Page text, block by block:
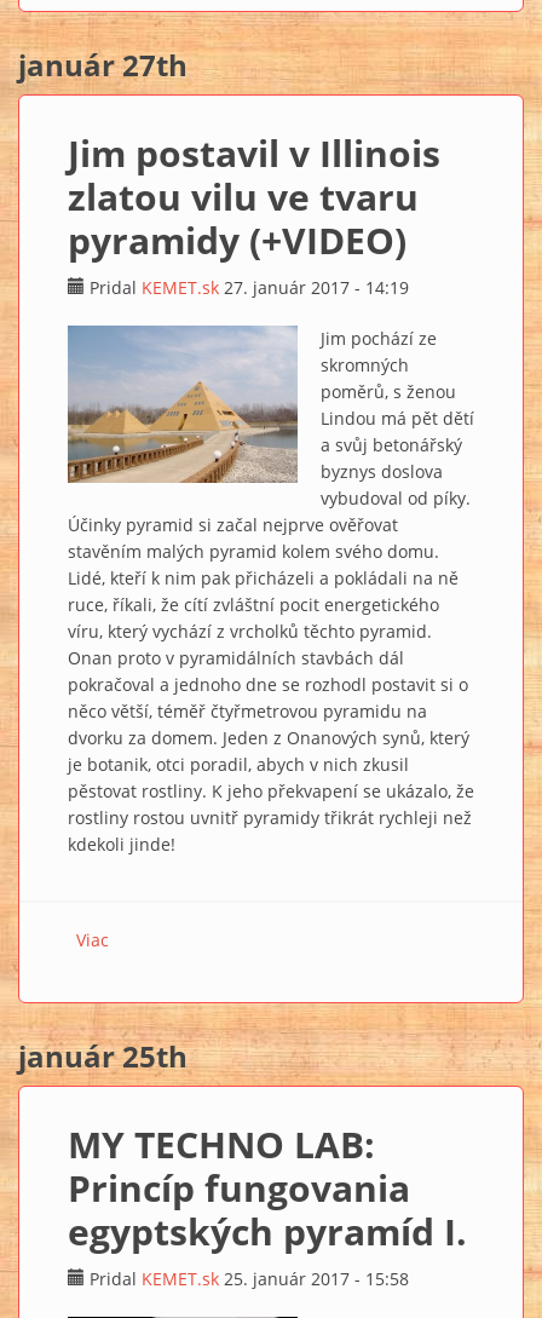
január 27th
Jim postavil v Illinois
zlatou vilu ve tvaru
pyramidy (+VIDEO)
Pridal KEMET.sk 27. január 2017 - 14:19
Jim pochází ze
skromných
poměrů, s ženou
Lindou má pět dětí
a svůj betonářský
byznys doslova
vybudoval od píky.
Účinky pyramid si začal nejprve ověřovat
stavěním malých pyramid kolem svého domu.
Lidé, kteří k nim pak přicházeli a pokládali na ně
ruce, říkali, že cítí zvláštní pocit energetického
víru, který vychází z vrcholků těchto pyramid.
Onan proto v pyramidálních stavbách dál
pokračoval a jednoho dne se rozhodl postavit si o
něco větší, téměř čtyřmetrovou pyramidu na
dvorku za domem. Jeden z Onanových synů, který
je botanik, otci poradil, abych v nich zkusil
pěstovat rostliny. K jeho překvapení se ukázalo, že
rostliny rostou uvnitř pyramidy třikrát rychleji než
kdekoli jinde!
Viac
január 25th
MY TECHNO LAB:
Princíp fungovania
egyptských pyramíd I.
Pridal KEMET.sk 25. január 2017 - 15:58